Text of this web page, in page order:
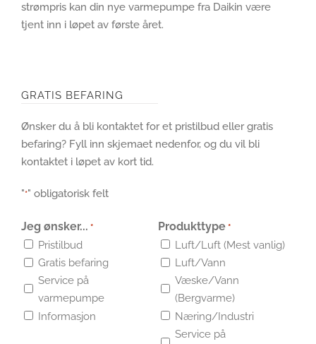
strømpris kan din nye varmepumpe fra Daikin være
tjent inn i løpet av første året.
GRATIS BEFARING
Ønsker du å bli kontaktet for et pristilbud eller gratis
befaring? Fyll inn skjemaet nedenfor, og du vil bli
kontaktet i løpet av kort tid.
"*" obligatorisk felt
Jeg ønsker... *
Pristilbud
Gratis befaring
Service på
varmepumpe
Informasjon
Produkttype *
Luft/Luft (Mest vanlig)
Luft/Vann
Væske/Vann
(Bergvarme)
Næring/Industri
Service på